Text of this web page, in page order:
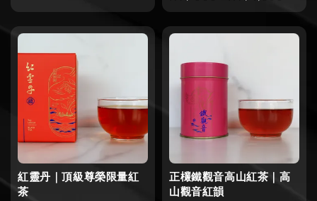
price
紅靈丹｜頂級尊榮限量紅
茶
正欉鐵觀音高山紅茶｜高
山觀音紅韻